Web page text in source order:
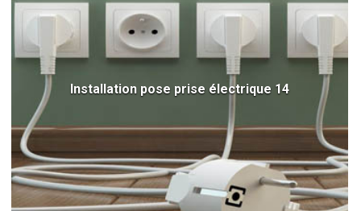
Installation pose prise électrique 14